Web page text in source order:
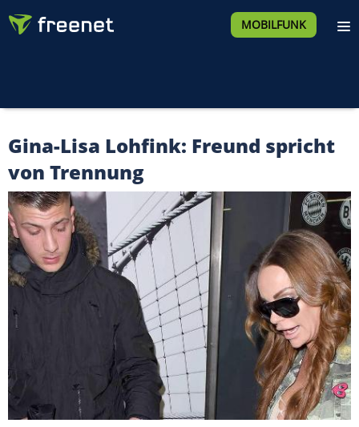
MOBILFUNK
Gina-Lisa Lohfink: Freund spricht
von Trennung